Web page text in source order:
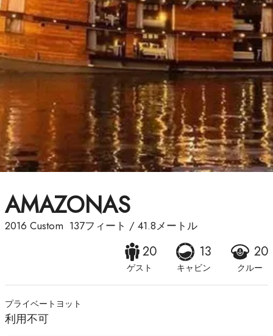
AMAZONAS
2016 Custom 137フィート / 41.8メートル
20
ゲスト
13
キャビン
20
クルー
プライベートヨット
利用不可